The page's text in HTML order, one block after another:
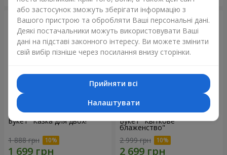
Букет "Казка для двох!"
1 888 грн
Букет "Квіткове
блаженство"
2 999 грн
або застосунок зможуть зберігати інформацію з
Вашого пристрою та обробляти Ваші персональні дані.
Деякі постачальники можуть використовувати Ваші
дані на підставі законного інтересу. Ви можете змінити
свій вибір пізніше через посилання внизу сторінки.
Прийняти всі
Налаштувати